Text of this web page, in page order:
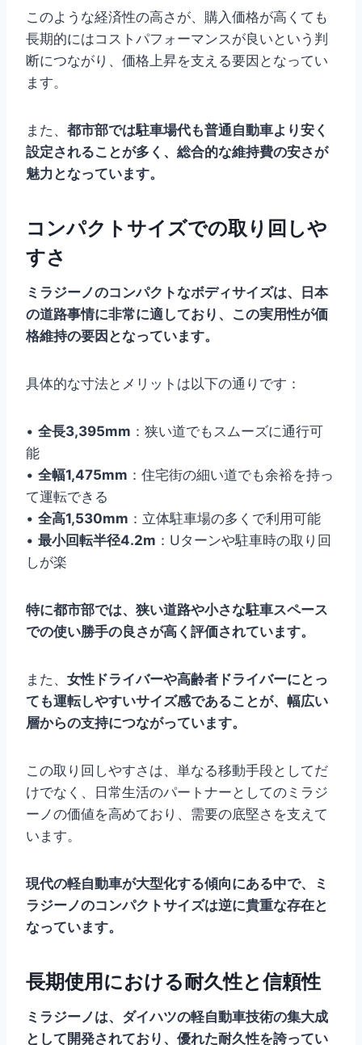
このような経済性の高さが、購入価格が高くても
長期的にはコストパフォーマンスが良いという判
断につながり、価格上昇を支える要因となってい
ます。
また、 都市部では駐車場代も普通自動車より安く
設定されることが多く、総合的な維持費の安さが
魅力となっています。
コンパクトサイズでの取り回しや
すさ
ミラジーノのコンパクトなボディサイズは、日本
の道路事情に非常に適しており、この実用性が価
格維持の要因となっています。
具体的な寸法とメリットは以下の通りです：
• 全長3,395mm ：狭い道でもスムーズに通行可
能
• 全幅1,475mm ：住宅街の細い道でも余裕を持っ
て運転できる
• 全高1,530mm ：立体駐車場の多くで利用可能
• 最小回転半径4.2m ：Uターンや駐車時の取り回
しが楽
特に都市部では、狭い道路や小さな駐車スペース
での使い勝手の良さが高く評価されています。
また、 女性ドライバーや高齢者ドライバーにとっ
ても運転しやすいサイズ感であることが、幅広い
層からの支持につながっています。
この取り回しやすさは、単なる移動手段としてだ
けでなく、日常生活のパートナーとしてのミラジ
ーノの価値を高めており、需要の底堅さを支えて
います。
現代の軽自動車が大型化する傾向にある中で、ミ
ラジーノのコンパクトサイズは逆に貴重な存在と
なっています。
長期使用における耐久性と信頼性
ミラジーノは、ダイハツの軽自動車技術の集大成
として開発されており、優れた耐久性を誇ってい